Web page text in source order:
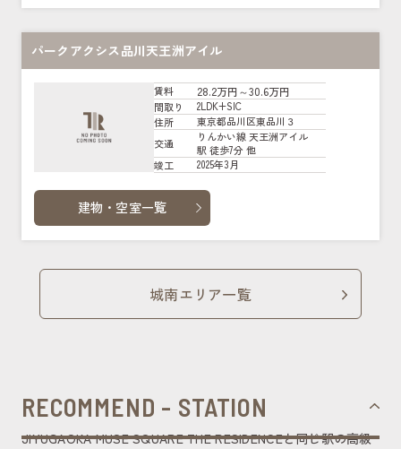
パークアクシス品川天王洲アイル
賃料 28.2万円～30.6万円
間取り
2LDK+SIC
住所
東京都品川区東品川３
交通
りんかい線 天王洲アイル
駅 徒歩7分 他
竣工
2025年3月
建物・空室一覧
城南エリア一覧
RECOMMEND - STATION
JIYUGAOKA MUSE SQUARE THE RESIDENCEと同じ駅の高級